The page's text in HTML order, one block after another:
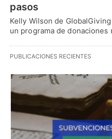
pasos
Kelly Wilson de
un programa de donaciones
PUBLICACIONES RECIENTES